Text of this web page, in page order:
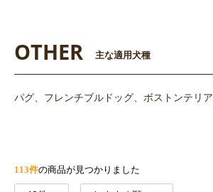
OTHER 主な適用犬種
パグ、フレンチブルドッグ、ボストンテリア
113件の商品が見つかりました